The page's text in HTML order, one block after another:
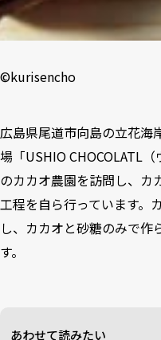
©️kurisencho
広島県尾道市向島の立花海
場「USHIO CHOCOLATL
のカカオ農園を訪問し、カ
工程を自ら行っています。
し、カカオと砂糖のみで作
す。
あわせて読みたい